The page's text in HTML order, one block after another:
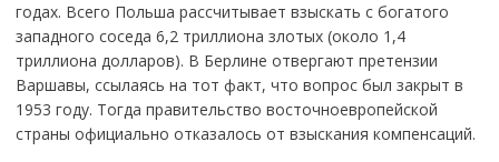
годах. Всего Польша рассчитывает взыскать с богатого
западного соседа 6,2 триллиона злотых (около 1,4
триллиона долларов). В Берлине отвергают претензии
Варшавы, ссылаясь на тот факт, что вопрос был закрыт в
1953 году. Тогда правительство восточноевропейской
страны официально отказалось от взыскания компенсаций.